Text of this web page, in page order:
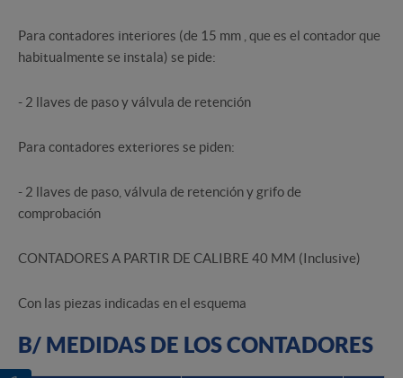
Para contadores interiores (de 15 mm , que es el contador que
habitualmente se instala) se pide:
- 2 llaves de paso y válvula de retención
Para contadores exteriores se piden:
- 2 llaves de paso, válvula de retención y grifo de
comprobación
CONTADORES A PARTIR DE CALIBRE 40 MM (Inclusive)
Con las piezas indicadas en el esquema
B/ MEDIDAS DE LOS CONTADORES